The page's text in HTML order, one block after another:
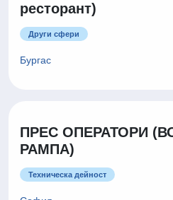
ресторант)
Други сфери
Бургас
ПРЕС ОПЕРАТОРИ
РАМПА)
Техническа дейност